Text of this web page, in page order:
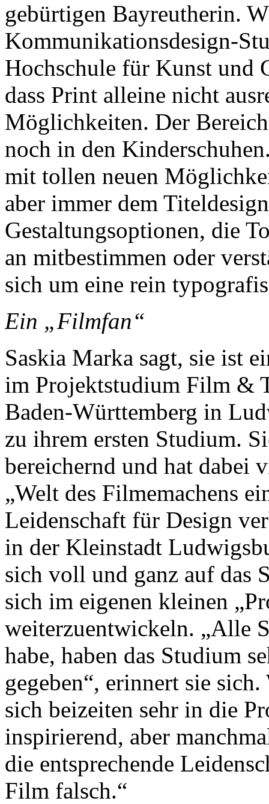
gebürtigen Bayreutherin.
Kommunikationsdesign-
Hochschule für Kunst und
dass Print alleine nicht
Möglichkeiten. Der
noch in den
mit tollen neuen
aber immer dem
Gestaltungsoptionen, die
an mitbestimmen oder
sich um eine rein
Ein „Filmfan“
Saskia Marka sagt, sie ist
im Projektstudium Film &
Baden-Württemberg in
zu ihrem ersten Studium.
bereichernd und hat dabei
„Welt des Filmemachens
Leidenschaft für Design
in der Kleinstadt
sich voll und ganz auf das
sich im eigenen kleinen
weiterzuentwickeln. „Alle
habe, haben das Studium
gegeben“, erinnert sie
sich beizeiten sehr in die
inspirierend, aber
die entsprechende
Film falsch.“